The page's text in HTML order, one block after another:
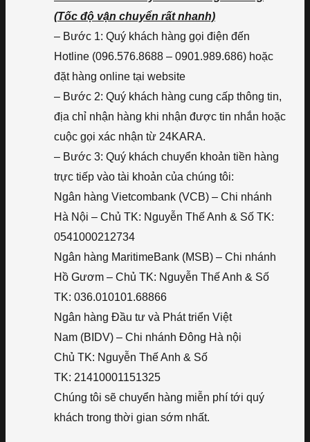
(Tốc độ vận chuyển rất nhanh)
– Bước 1: Quý khách hàng gọi điện đến
Hotline (096.576.8688 – 0901.989.686) hoặc
đặt hàng online tại website
– Bước 2: Quý khách hàng cung cấp thông tin,
địa chỉ nhận hàng khi nhận được tin nhắn hoặc
cuộc gọi xác nhận từ 24KARA.
– Bước 3: Quý khách chuyển khoản tiền hàng
trực tiếp vào tài khoản của chúng tôi:
Ngân hàng Vietcombank (VCB) – Chi nhánh
Hà Nội – Chủ TK: Nguyễn Thế Anh & Số TK:
0541000212734
Ngân hàng MaritimeBank (MSB) – Chi nhánh
Hồ Gươm – Chủ TK: Nguyễn Thế Anh & Số
TK: 036.010101.68866
Ngân hàng Đầu tư và Phát triển Việt
Nam (BIDV) – Chi nhánh Đông Hà nội
Chủ TK: Nguyễn Thế Anh & Số
TK: 21410001151325
Chúng tôi sẽ chuyển hàng miễn phí tới quý
khách trong thời gian sớm nhất.